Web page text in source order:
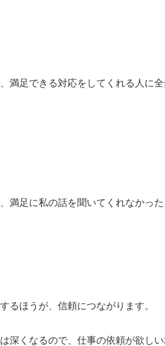
満足できる対応をしてくれる人に
満足に私の話を聞いてくれなかっ
るほうが、信頼につながります。
深くなるので、仕事の依頼が欲し